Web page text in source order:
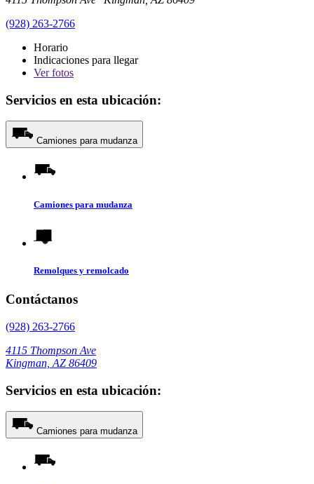
(928) 263-2766
Horario
Indicaciones para llegar
Verfotos
Servicios en esta ubicación:
Camiones para mudanza
Camiones para mudanza
Remolques y remolcado
Contáctanos
(928) 263-2766
4115 Thompson Ave
Kingman, AZ 86409
Servicios en esta ubicación:
Camiones para mudanza